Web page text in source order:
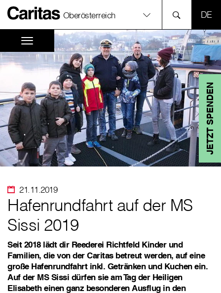
Oberösterreich
JETZT SPENDEN
21.11.2019
Hafenrundfahrt auf der MS
Sissi 2019
Seit 2018 lädt dir Reederei Richtfeld Kinder und
Familien, die von der Caritas betreut werden, auf eine
große Hafenrundfahrt inkl. Getränken und Kuchen ein.
Auf der MS Sissi dürfen sie am Tag der Heiligen
Elisabeth einen ganz besonderen Ausflug in den